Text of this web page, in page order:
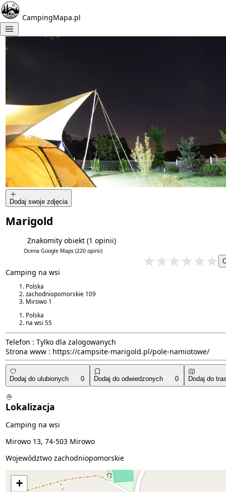
CampingMapa.pl
Dodaj swoje zdjęcia
Marigold
Znakomity obiekt (1 opinii)
Ocena Google Maps(220 opinii)
Camping na wsi
Polska
zachodniopomorskie 109
Mirowo 1
Polska
na wsi 55
Telefon : Tylko dla zalogowanych
Strona www : https://campsite-marigold.pl/pole-namiotowe/
Dodaj do ulubionych 0 Dodaj do odwiedzonych 0 Dodaj do
Lokalizacja
Camping na wsi
Mirowo 13, 74-503 Mirowo
Województwo zachodniopomorskie
+